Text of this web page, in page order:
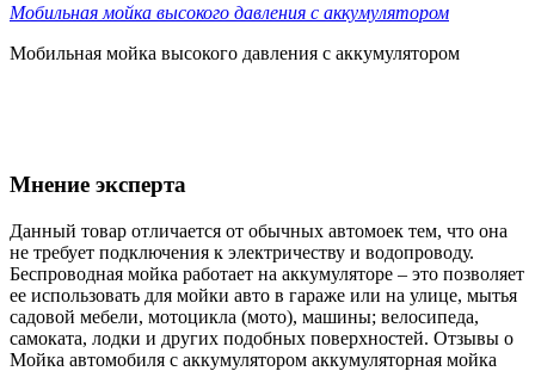
Мобильная мойка высокого давления с аккумулятором
Мобильная мойка высокого давления с аккумулятором
Мнение эксперта
Данный товар отличается от обычных автомоек тем, что она
не требует подключения к электричеству и водопроводу.
Беспроводная мойка работает на аккумуляторе – это позволяет
ее использовать для мойки авто в гараже или на улице, мытья
садовой мебели, мотоцикла (мото), машины; велосипеда,
самоката, лодки и других подобных поверхностей. Отзывы о
Мойка автомобиля с аккумулятором аккумуляторная мойка